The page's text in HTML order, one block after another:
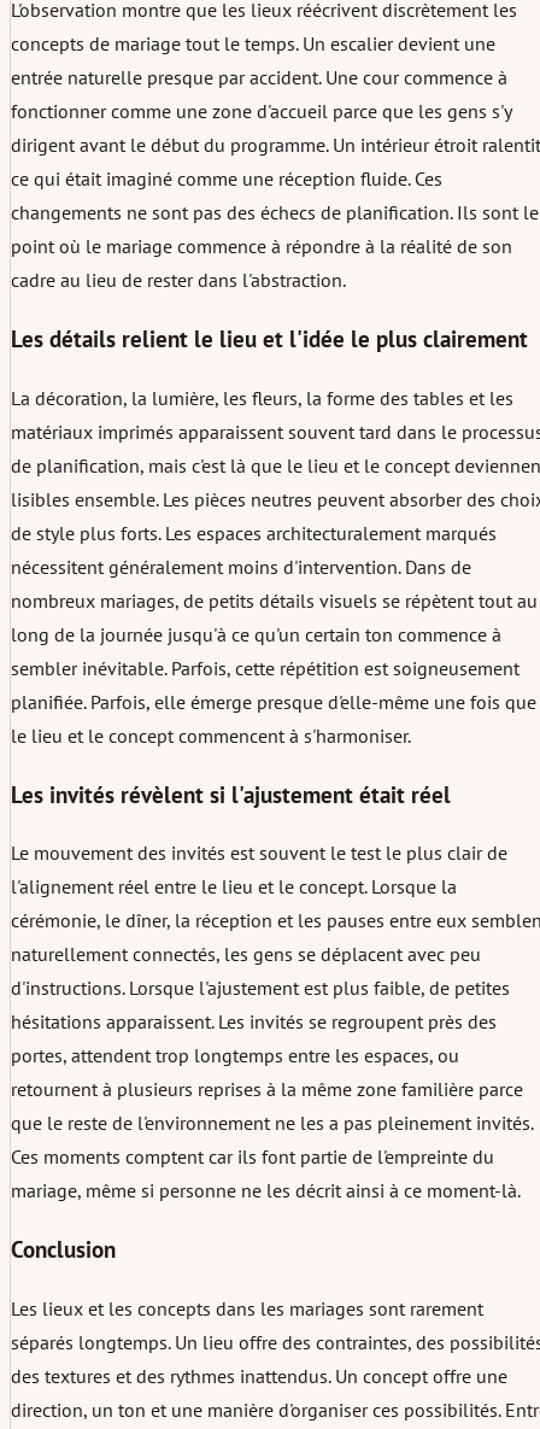
L'observation montre que les lieux réécrivent discrètement les
concepts de mariage tout le temps. Un escalier devient une
entrée naturelle presque par accident. Une cour commence à
fonctionner comme une zone d'accueil parce que les gens s'y
dirigent avant le début du programme. Un intérieur étroit ralentit
ce qui était imaginé comme une réception fluide. Ces
changements ne sont pas des échecs de planification. Ils sont le
point où le mariage commence à répondre à la réalité de son
cadre au lieu de rester dans l'abstraction.
Les détails relient le lieu et l'idée le plus clairement
La décoration, la lumière, les fleurs, la forme des tables et les
matériaux imprimés apparaissent souvent tard dans le
de planification, mais c'est là que le lieu et le concept
lisibles ensemble. Les pièces neutres peuvent absorber des
de style plus forts. Les espaces architecturalement marqués
nécessitent généralement moins d'intervention. Dans de
nombreux mariages, de petits détails visuels se répètent tout au
long de la journée jusqu'à ce qu'un certain ton commence à
sembler inévitable. Parfois, cette répétition est soigneusement
planifiée. Parfois, elle émerge presque d'elle-même une fois que
le lieu et le concept commencent à s'harmoniser.
Les invités révèlent si l'ajustement était réel
Le mouvement des invités est souvent le test le plus clair de
l'alignement réel entre le lieu et le concept. Lorsque la
cérémonie, le dîner, la réception et les pauses entre eux
naturellement connectés, les gens se déplacent avec peu
d'instructions. Lorsque l'ajustement est plus faible, de petites
hésitations apparaissent. Les invités se regroupent près des
portes, attendent trop longtemps entre les espaces, ou
retournent à plusieurs reprises à la même zone familière parce
que le reste de l'environnement ne les a pas pleinement invités.
Ces moments comptent car ils font partie de l'empreinte du
mariage, même si personne ne les décrit ainsi à ce moment-là.
Conclusion
Les lieux et les concepts dans les mariages sont rarement
séparés longtemps. Un lieu offre des contraintes, des
des textures et des rythmes inattendus. Un concept offre une
direction, un ton et une manière d'organiser ces possibilités.